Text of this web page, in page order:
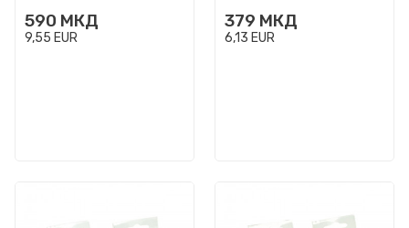
590 МКД
9,55 EUR
379 МКД
6,13 EUR